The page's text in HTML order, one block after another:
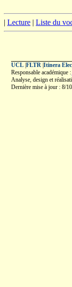
| Lecture | Liste du
UCL| FLTR| Itinera
Responsable académique :
Analyse, design et
Dernière mise à jour : 8/